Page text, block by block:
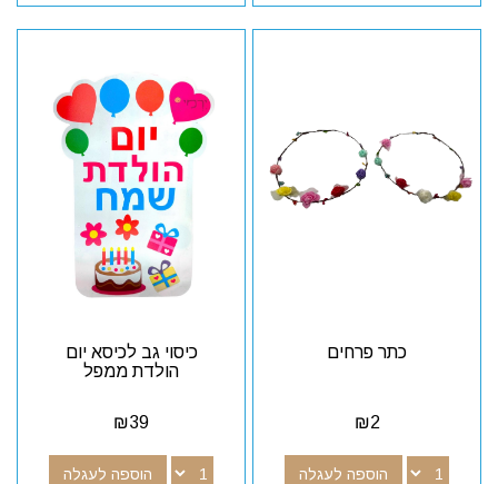
כתר פרחים
₪2
הוספה לעגלה
כיסוי גב לכיסא יום
הולדת ממפל
₪39
הוספה לעגלה